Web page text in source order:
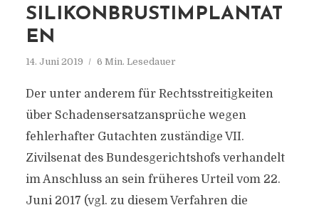
SILIKONBRUSTIMPLANTAT
EN
14. Juni 2019 6 Min. Lesedauer
Der unter anderem für Rechtsstreitigkeiten
über Schadensersatzansprüche wegen
fehlerhafter Gutachten zuständige VII.
Zivilsenat des Bundesgerichtshofs verhandelt
im Anschluss an sein früheres Urteil vom 22.
Juni 2017 (vgl. zu diesem Verfahren die